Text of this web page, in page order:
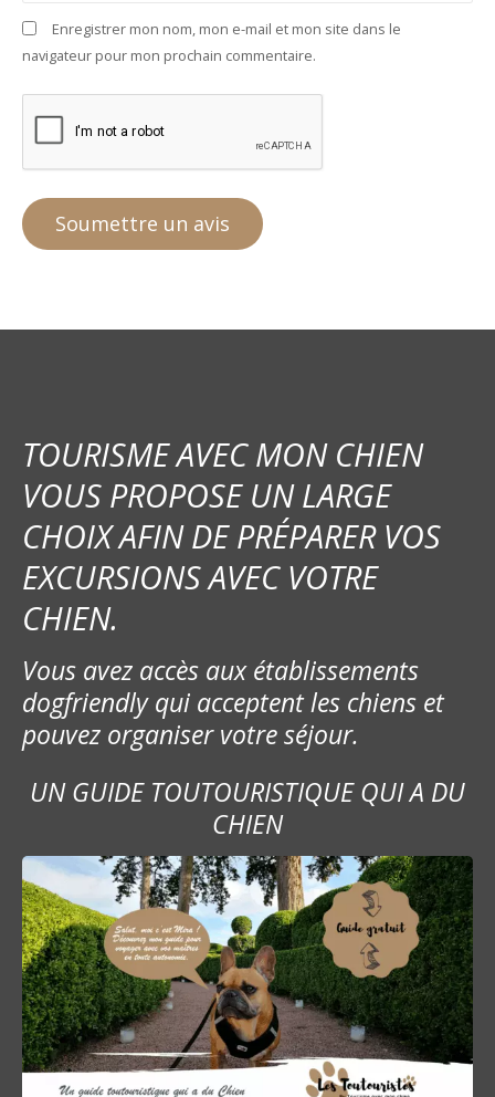
Enregistrer mon nom, mon e-mail et mon site dans le
navigateur pour mon prochain commentaire.
TOURISME AVEC MON CHIEN
VOUS PROPOSE UN LARGE
CHOIX AFIN DE PRÉPARER VOS
EXCURSIONS AVEC VOTRE
CHIEN.
Vous avez accès aux établissements
dogfriendly qui acceptent les chiens et
pouvez organiser votre séjour.
UN GUIDE TOUTOURISTIQUE QUI A DU
CHIEN